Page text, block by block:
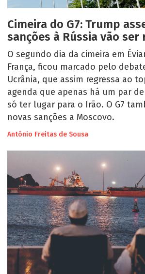
Cimeira do G7: Trump
sanções à Rússia vão ser
O segundo dia da cimeira em
França, ficou marcado pelo
Ucrânia, que assim regressa ao
agenda que apenas há um par
só ter lugar para o Irão. O G7
novas sanções a Moscovo.
António Freitas de Sousa